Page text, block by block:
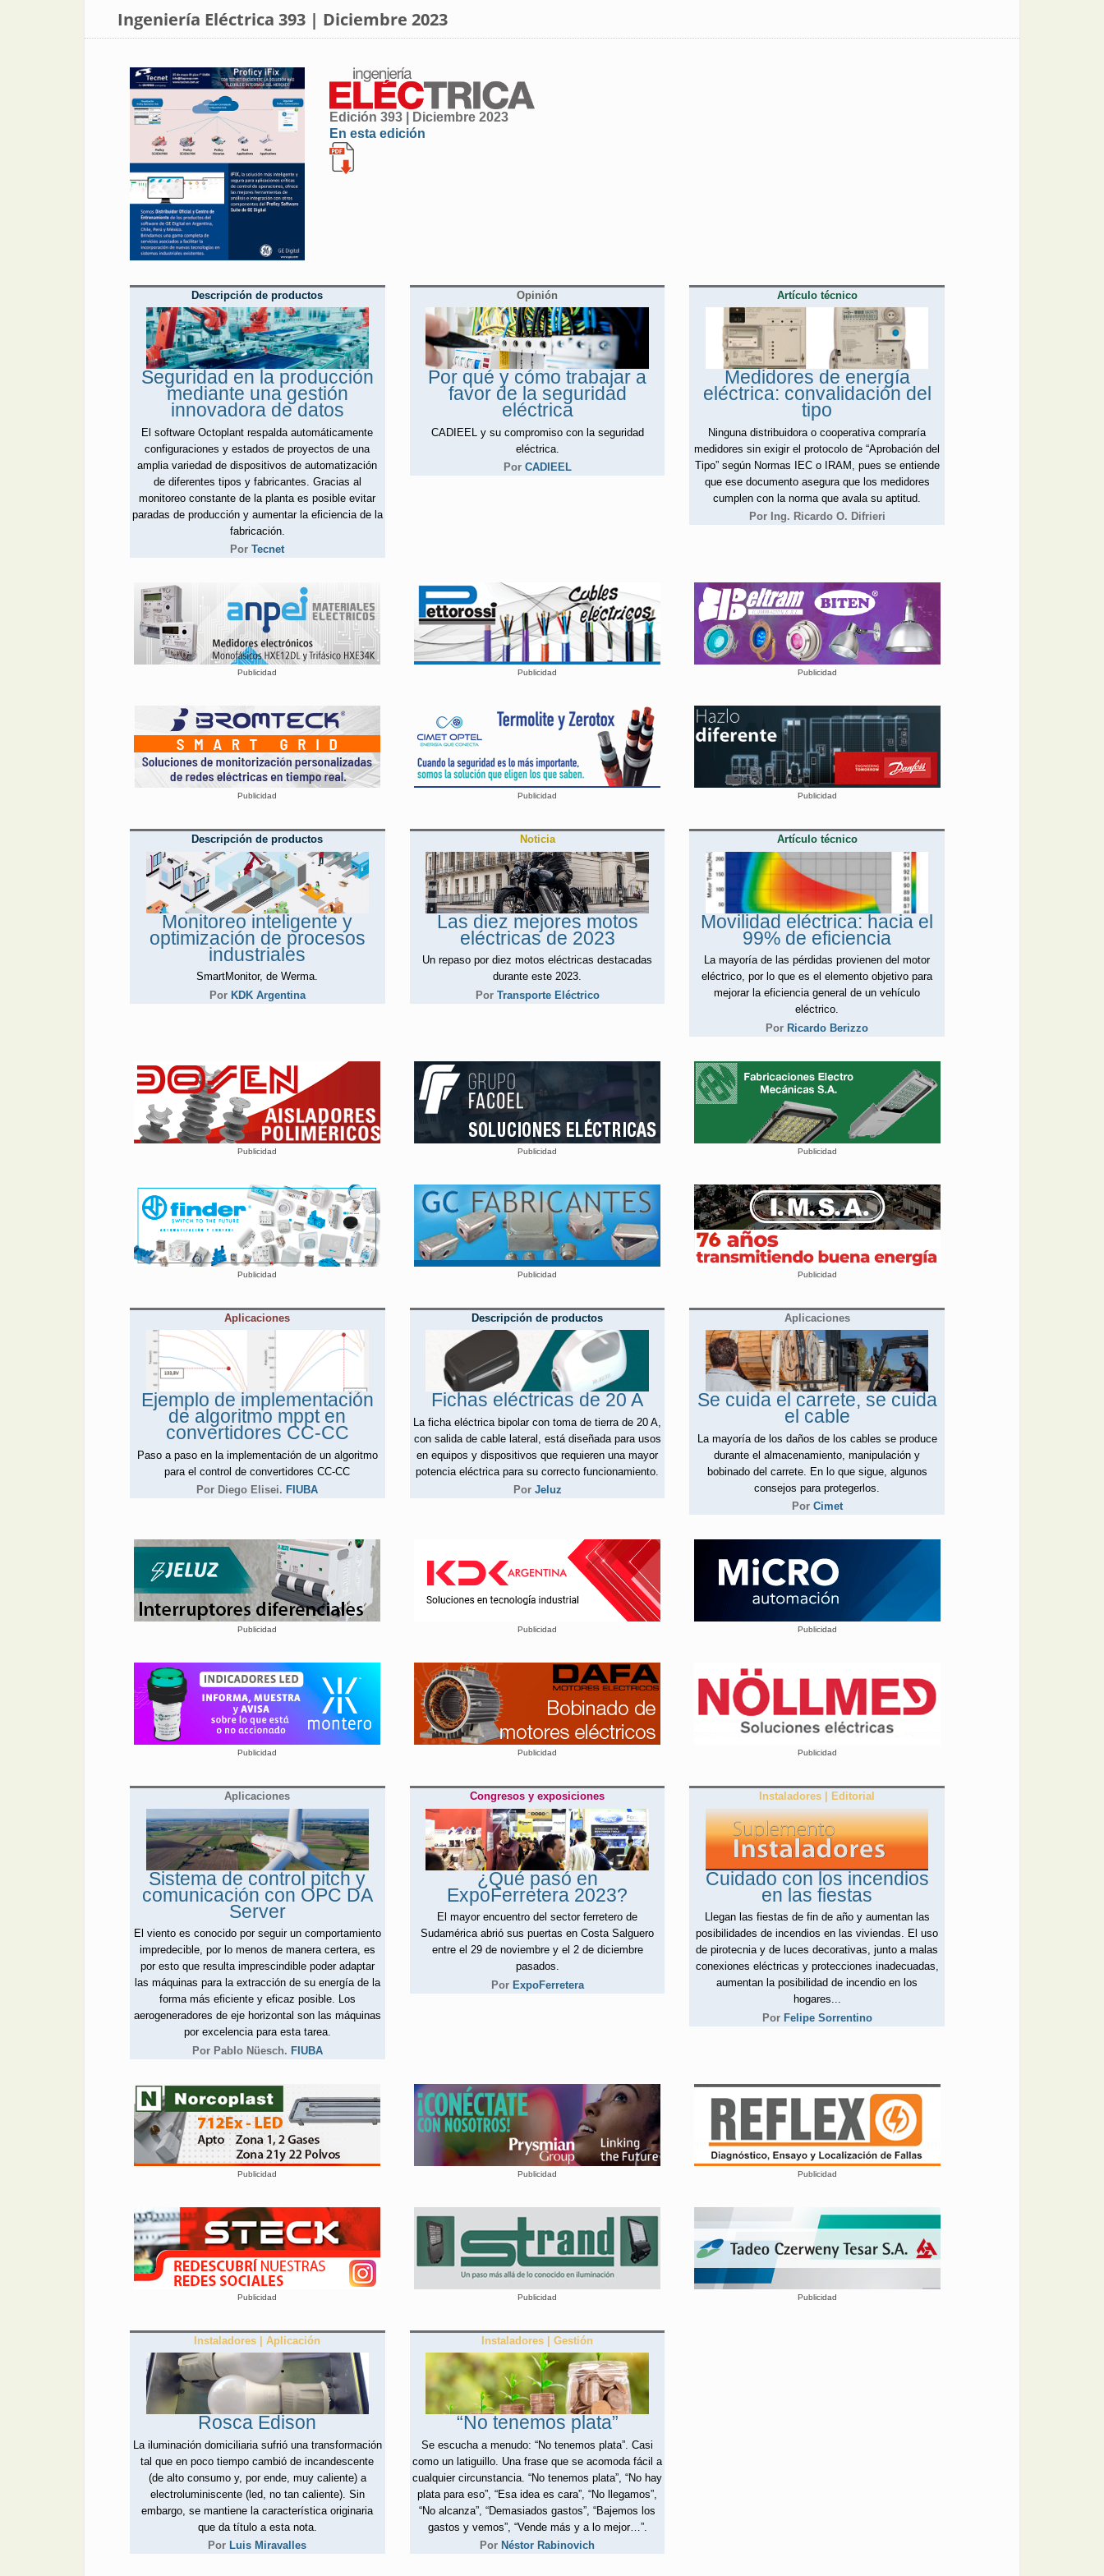
Ingeniería Eléctrica 393 | Diciembre 2023
Edición 393 | Diciembre 2023
En esta edición
Descripción de productos
Seguridad en la producción
mediante una gestión
innovadora de datos
El software Octoplant respalda automáticamente
configuraciones y estados de proyectos de una
amplia variedad de dispositivos de automatización
de diferentes tipos y fabricantes. Gracias al
monitoreo constante de la planta es posible evitar
paradas de producción y aumentar la eficiencia de la
fabricación.
PorTecnet
Opinión
Por qué y cómo trabajar a
favor de la seguridad
eléctrica
CADIEEL y su compromiso con la seguridad
eléctrica.
Por CADIEEL
Artículo técnico
Medidores de energía
eléctrica: convalidación del
tipo
Ninguna distribuidora o cooperativa compraría
medidores sin exigir el protocolo de “Aprobación del
Tipo” según Normas IEC o IRAM, pues se entiende
que ese documento asegura que los medidores
cumplen con la norma que avala su aptitud.
Por Ing. Ricardo O. Difrieri
Publicidad Publicidad Publicidad
Publicidad Publicidad Publicidad
Descripción de productos
Monitoreo inteligente y
optimización de procesos
industriales
SmartMonitor, de Werma.
Por KDK Argentina
Noticia
Las diez mejores motos
eléctricas de 2023
Un repaso por diez motos eléctricas destacadas
durante este 2023.
Por Transporte Eléctrico
Artículo técnico
Movilidad eléctrica: hacia el
99% de eficiencia
La mayoría de las pérdidas provienen del motor
eléctrico, por lo que es el elemento objetivo para
mejorar la eficiencia general de un vehículo
eléctrico.
PorRicardo Berizzo
Publicidad Publicidad Publicidad
Publicidad Publicidad Publicidad
Aplicaciones
Ejemplo de implementación
de algoritmo mppt en
convertidores CC-CC
Paso a paso en la implementación de un algoritmo
para el control de convertidores CC-CC
Por Diego Elisei. FIUBA
Descripción de productos
Fichas eléctricas de 20 A
La ficha eléctrica bipolar con toma de tierra de 20 A,
con salida de cable lateral, está diseñada para usos
en equipos y dispositivos que requieren una mayor
potencia eléctrica para su correcto funcionamiento.
Por Jeluz
Aplicaciones
Se cuida el carrete, se cuida
el cable
La mayoría de los daños de los cables se produce
durante el almacenamiento, manipulación y
bobinado del carrete. En lo que sigue, algunos
consejos para protegerlos.
Por Cimet
Publicidad Publicidad Publicidad
Publicidad Publicidad Publicidad
Aplicaciones
Sistema de control pitch y
comunicación con OPC DA
Server
El viento es conocido por seguir un comportamiento
impredecible, por lo menos de manera certera, es
por esto que resulta imprescindible poder adaptar
las máquinas para la extracción de su energía de la
forma más eficiente y eficaz posible. Los
aerogeneradores de eje horizontal son las máquinas
por excelencia para esta tarea.
Por Pablo Nüesch. FIUBA
Congresos y exposiciones
¿Qué pasó en
ExpoFerretera 2023?
El mayor encuentro del sector ferretero de
Sudamérica abrió sus puertas en Costa Salguero
entre el 29 de noviembre y el 2 de diciembre
pasados.
Por ExpoFerretera
Instaladores | Editorial
Cuidado con los incendios
en las fiestas
Llegan las fiestas de fin de año y aumentan las
posibilidades de incendios en las viviendas. El uso
de pirotecnia y de luces decorativas, junto a malas
conexiones eléctricas y protecciones inadecuadas,
aumentan la posibilidad de incendio en los
hogares...
Por Felipe Sorrentino
Publicidad Publicidad Publicidad
Publicidad Publicidad Publicidad
Instaladores | Aplicación
Rosca Edison
La iluminación domiciliaria sufrió una transformación
tal que en poco tiempo cambió de incandescente
(de alto consumo y, por ende, muy caliente) a
electroluminiscente (led, no tan caliente). Sin
embargo, se mantiene la característica originaria
que da título a esta nota.
Por Luis Miravalles
Instaladores | Gestión
“No tenemos plata”
Se escucha a menudo: “No tenemos plata”. Casi
como un latiguillo. Una frase que se acomoda fácil a
cualquier circunstancia. “No tenemos plata”, “No hay
plata para eso”, “Esa idea es cara”, “No llegamos”,
“No alcanza”, “Demasiados gastos”, “Bajemos los
gastos y vemos”, “Vende más y a lo mejor…”.
Por Néstor Rabinovich